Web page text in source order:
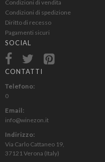
Condizioni di vendita
Condizioni di spedizione
Diritto di recesso
Pagamenti sicuri
SOCIAL
CONTATTI
Telefono:
0
Email:
info@winezon.it
Indirizzo:
Via Carlo Cattaneo 19,
37121 Verona (Italy)